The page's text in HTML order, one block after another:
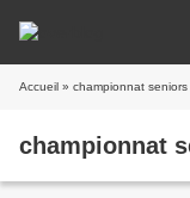
Accueil » championnat seniors
championnat